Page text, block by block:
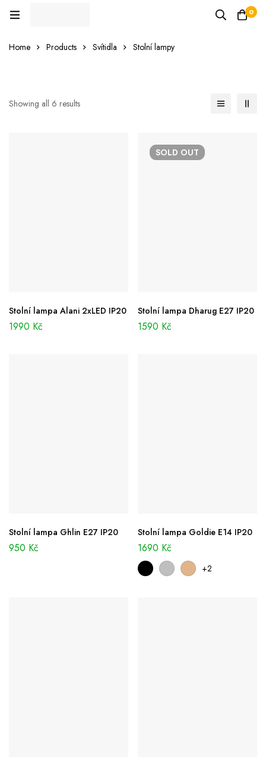
0
Home Products Svítidla Stolní lampy
Showing all 6 results
Stolní lampa Alani 2xLED IP20
1990 Kč
SOLD OUT
Stolní lampa Dharug E27 IP20
1590 Kč
Stolní lampa Ghlin E27 IP20
950 Kč
Stolní lampa Goldie E14 IP20
1690 Kč
+2